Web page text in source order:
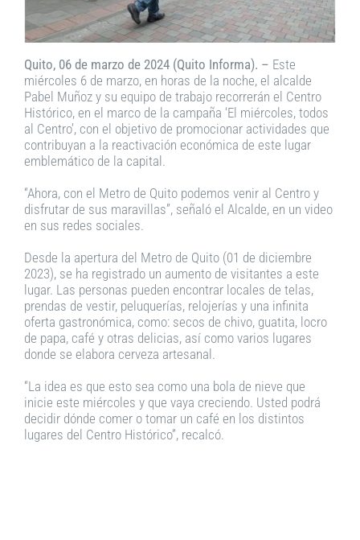
Quito, 06 de marzo de 2024 (Quito Informa). – Este
miércoles 6 de marzo, en horas de la noche, el alcalde
Pabel Muñoz y su equipo de trabajo recorrerán el Centro
Histórico, en el marco de la campaña ‘El miércoles, todos
al Centro’, con el objetivo de promocionar actividades que
contribuyan a la reactivación económica de este lugar
emblemático de la capital.
“Ahora, con el Metro de Quito podemos venir al Centro y
disfrutar de sus maravillas”, señaló el Alcalde, en un video
en sus redes sociales.
Desde la apertura del Metro de Quito (01 de diciembre
2023), se ha registrado un aumento de visitantes a este
lugar. Las personas pueden encontrar locales de telas,
prendas de vestir, peluquerías, relojerías y una infinita
oferta gastronómica, como: secos de chivo, guatita, locro
de papa, café y otras delicias, así como varios lugares
donde se elabora cerveza artesanal.
“La idea es que esto sea como una bola de nieve que
inicie este miércoles y que vaya creciendo. Usted podrá
decidir dónde comer o tomar un café en los distintos
lugares del Centro Histórico”, recalcó.